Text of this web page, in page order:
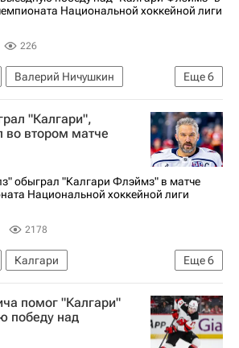
Национальной хоккейной лиги
226
Еще6
Валерий Ничушкин
Паркер Келли
Калгари Флэймз
лига (НХЛ)
"Калгари",
во втором матче
обыграл "Калгари Флэймз" в матче
Национальной хоккейной лиги
2178
Еще6
Калгари
Дилан Строум
Калгари Флэймз
помог "Калгари"
победу над